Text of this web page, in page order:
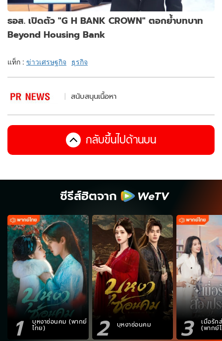
ธอส. เปิดตัว "G H BANK CROWN" ตอกย้ำบทบาท
Beyond Housing Bank
แท็ก : ข่าวเศรษฐกิจ ธุรกิจ
สนับสนุนเนื้อหา
กลับขึ้นไปด้านบน
ซีรีส์ฮิตจาก
1 บุหงาซ่อนคม (พากย์
ไทย) 2 บุหงาซ่อนคม 3 เมื่อรัก
(พากย์